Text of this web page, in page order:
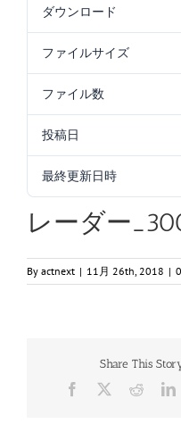
ダウンロード
ファイルサイズ
ファイル数
投稿日
最終更新日時
レーダー
By actnext | 11月 26th, 2018 |
Share This
Facebook Reddit